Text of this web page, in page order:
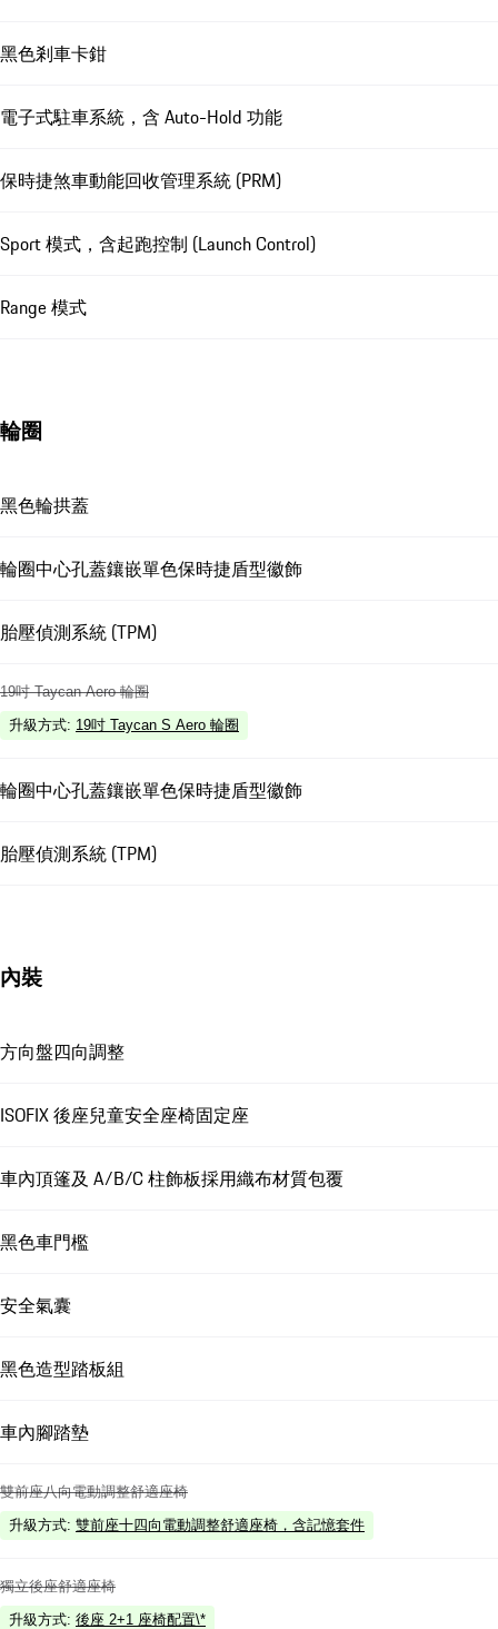
黑色剎車卡鉗
電子式駐車系統，含 Auto-Hold 功能
保時捷煞車動能回收管理系統 (PRM)
Sport 模式，含起跑控制 (Launch Control)
Range 模式
輪圈
黑色輪拱蓋
輪圈中心孔蓋鑲嵌單色保時捷盾型徽飾
胎壓偵測系統 (TPM)
19吋 Taycan Aero 輪圈
升級方式: 19吋 Taycan S Aero 輪圈
輪圈中心孔蓋鑲嵌單色保時捷盾型徽飾
胎壓偵測系統 (TPM)
內裝
方向盤四向調整
ISOFIX 後座兒童安全座椅固定座
車內頂篷及 A/B/C 柱飾板採用織布材質包覆
黑色車門檻
安全氣囊
黑色造型踏板組
車內腳踏墊
雙前座八向電動調整舒適座椅
升級方式: 雙前座十四向電動調整舒適座椅，含記憶套件
獨立後座舒適座椅
升級方式: 後座 2+1 座椅配置\*